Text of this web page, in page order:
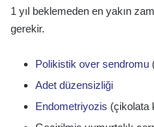
1 yıl beklemeden en yakın
gerekir.
Polikistik over sendromu
Adet düzensizliği
Endometriyozis (çikolata